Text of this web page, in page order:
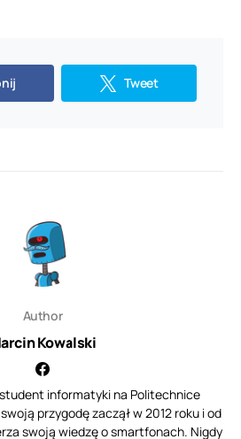
Tweet
Author
Kowalski
informatyki na Politechnice
przygodę zaczął w 2012 roku i od
swoją wiedzę o smartfonach. Nigdy